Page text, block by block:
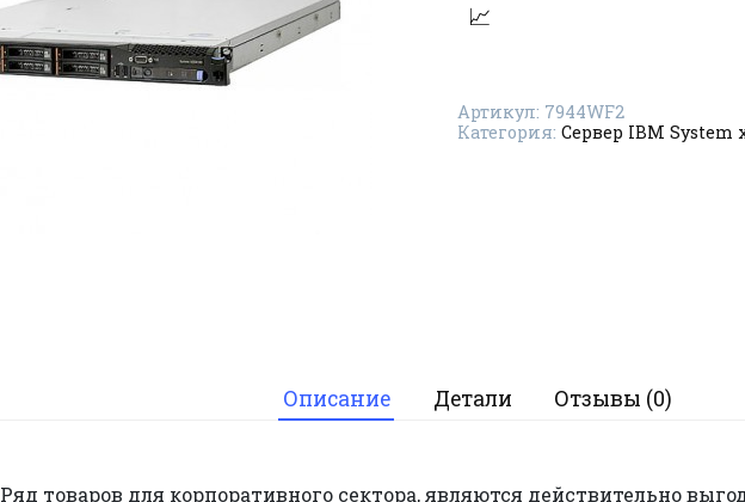
System
x3550
Артикул: 7944WF2
Категория: Сервер IBM System
Описание Детали Отзывы (0)
Ряд товаров для корпоративного сектора, являются действительно